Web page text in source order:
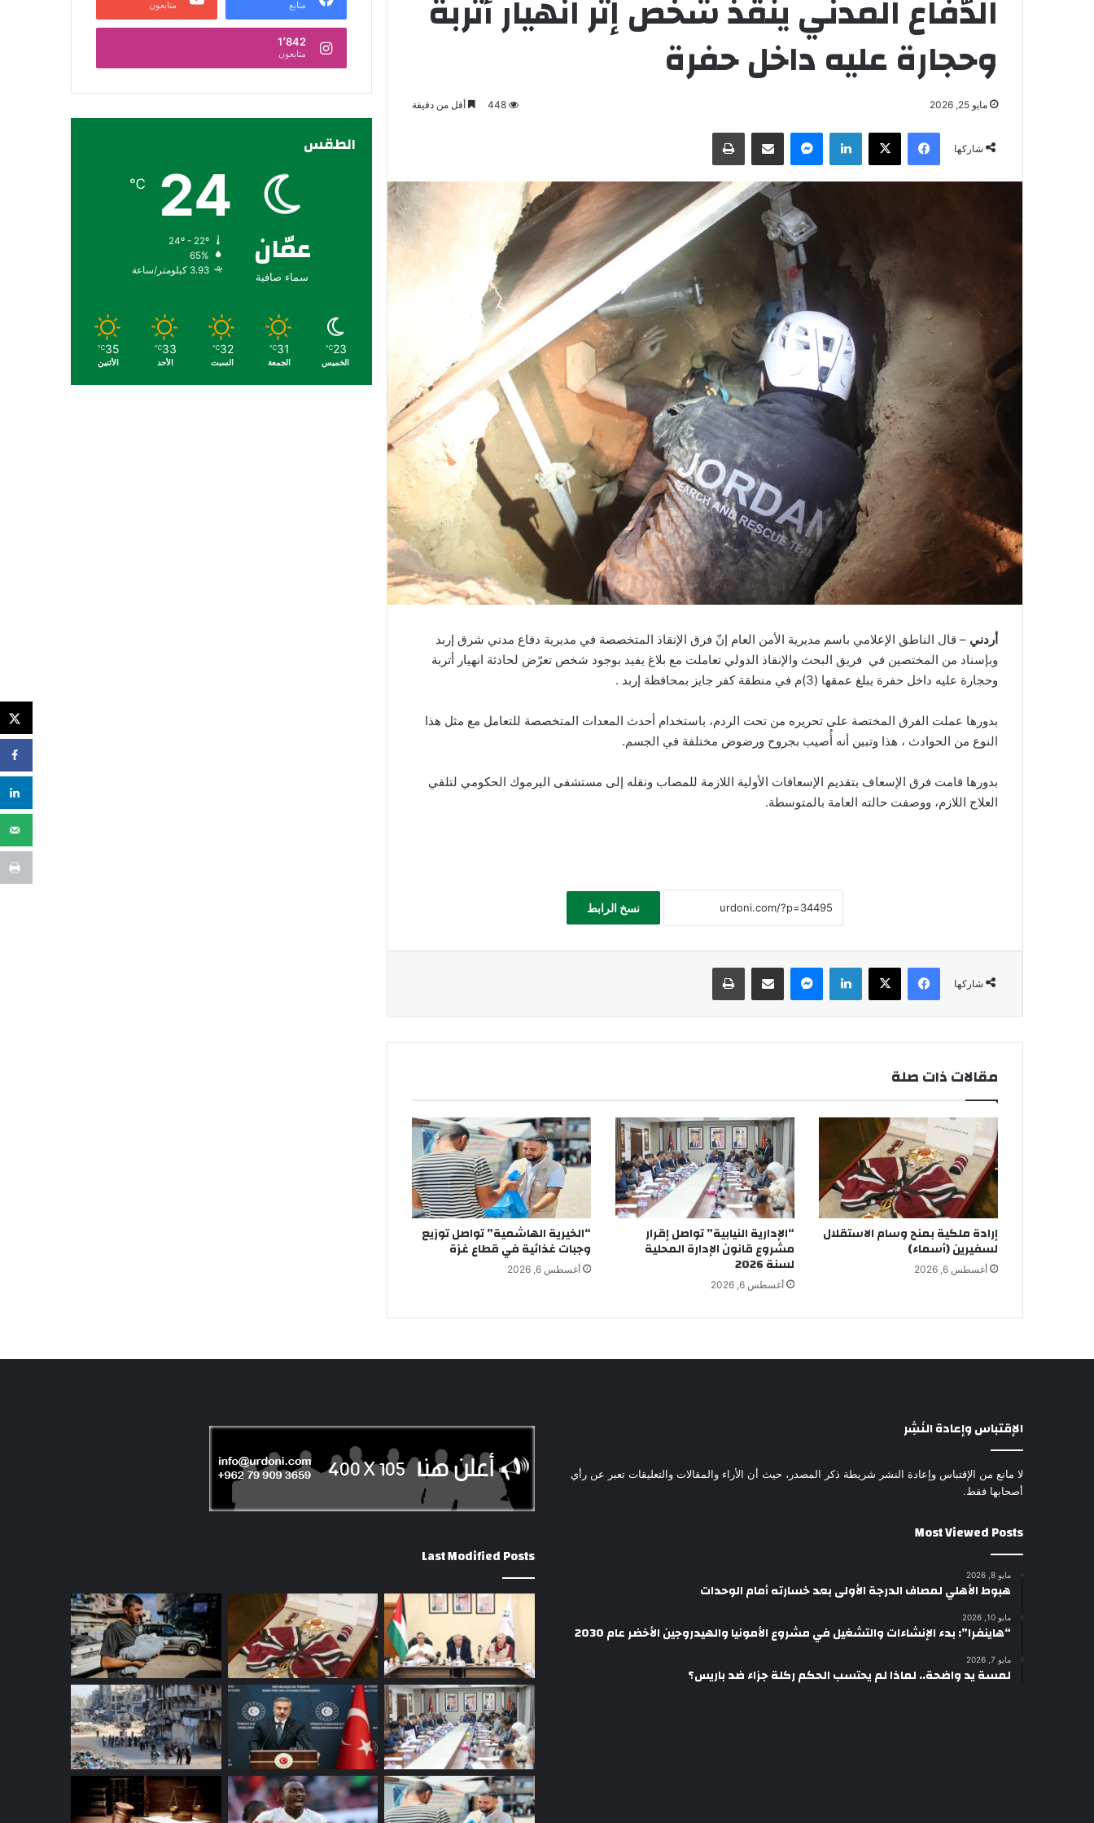
الدّفاع المدني ينقذ شخص إثر انهيار أتربة
وحجارة عليه داخل حفرة
مايو 25, 2026 448 أقل من دقيقة
شاركها
فيسبوك لينكدإن
أردني – قال الناطق الإعلامي باسم مديرية الأمن العام إنّ فرق الإنقاذ المتخصصة في مديرية دفاع مدني شرق إربد
وبإسناد من المختصين في فريق البحث والإنقاذ الدولي تعاملت مع بلاغ يفيد بوجود شخص تعرّض لحادثة انهيار أتربة
وحجارة عليه داخل حفرة يبلغ عمقها (3)م في منطقة كفر جايز بمحافظة إربد .
بدورها عملت الفرق المختصة على تحريره من تحت الردم، باستخدام أحدث المعدات المتخصصة للتعامل مع مثل هذا
النوع من الحوادث ، هذا وتبين أنه أُصيب بجروح ورضوض مختلفة في الجسم.
بدورها قامت فرق الإسعاف بتقديم الإسعافات الأولية اللازمة للمصاب ونقله إلى مستشفى اليرموك الحكومي لتلقي
العلاج اللازم، ووصفت حالته العامة بالمتوسطة.
نسخ الرابط
شاركها
فيسبوك لينكدإن
مقالات ذات صلة
إرادة ملكية بمنح وسام الاستقلال
لسفيرين (أسماء)
أغسطس 6, 2026
“الإدارية النيابية” تواصل إقرار
مشروع قانون الإدارة المحلية
لسنة 2026
أغسطس 6, 2026
“الخيرية الهاشمية” تواصل توزيع
وجبات غذائية في قطاع غزة
أغسطس 6, 2026
متابع متابعون
1٬842
متابعون
الطقس
عمّان
سماء صافية
24
℃
65%
3.93 كيلومتر/ساعة
23
℃
الخميس
31
℃
الجمعة
32
℃
السبت
33
℃
الأحد
35
℃
الأثنين
الإقتباس وإعادة النَشِر
لا مانع من الإقتباس وإعادة النشر شريطة ذكر المصدر، حيث أن الأراء والمقالات والتعليقات تعبر عن رأي
أصحابها فقط.
Most Viewed Posts
مايو 8, 2026
هبوط الأهلي لمصاف الدرجة الأولى بعد خسارته أمام الوحدات
مايو 10, 2026
“هاينفرا”: بدء الإنشاءات والتشغيل في مشروع الأمونيا والهيدروجين الأخضر عام 2030
مايو 7, 2026
لمسة يد واضحة.. لماذا لم يحتسب الحكم ركلة جزاء ضد باريس؟
Last Modified Posts